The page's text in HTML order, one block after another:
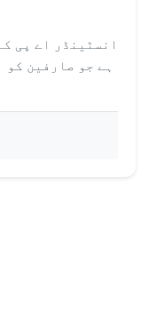
انسٹینڈر اے پی
ہے جو صارفین